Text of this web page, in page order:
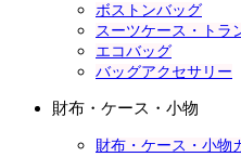
ボストンバッグ
スーツケース・トラ
エコバッグ
バッグアクセサリー
財布・ケース・小物
財布・ケース・小物